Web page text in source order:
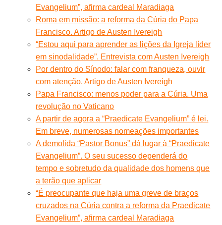
Evangelium”, afirma cardeal Maradiaga
Roma em missão: a reforma da Cúria do Papa
Francisco. Artigo de Austen Ivereigh
“Estou aqui para aprender as lições da Igreja líder
em sinodalidade”. Entrevista com Austen Ivereigh
Por dentro do Sínodo: falar com franqueza, ouvir
com atenção. Artigo de Austen Ivereigh
Papa Francisco: menos poder para a Cúria. Uma
revolução no Vaticano
A partir de agora a “Praedicate Evangelium” é lei.
Em breve, numerosas nomeações importantes
A demolida “Pastor Bonus” dá lugar à “Praedicate
Evangelium”. O seu sucesso dependerá do
tempo e sobretudo da qualidade dos homens que
a terão que aplicar
“É preocupante que haja uma greve de braços
cruzados na Cúria contra a reforma da Praedicate
Evangelium”, afirma cardeal Maradiaga